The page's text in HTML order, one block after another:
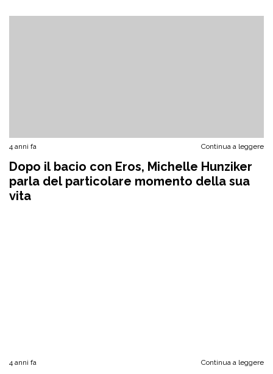
4 anni fa Continua a leggere
Dopo il bacio con Eros, Michelle Hunziker
parla del particolare momento della sua
vita
4 anni fa Continua a leggere